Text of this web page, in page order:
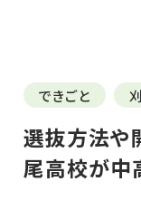
できごと
選抜方法や
尾高校が中